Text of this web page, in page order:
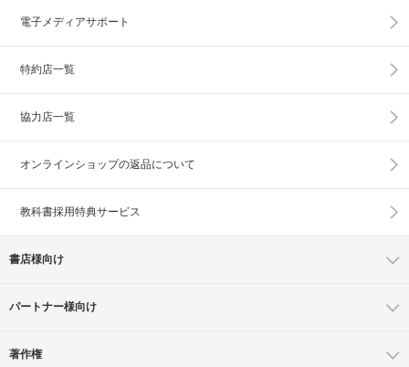
電子メディアサポート
特約店一覧
協力店一覧
オンラインショップの返品について
教科書採用特典サービス
書店様向け
パートナー様向け
著作権